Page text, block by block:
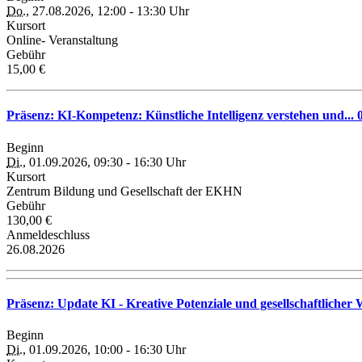
Do., 27.08.2026, 12:00 - 13:30 Uhr
Kursort
Online- Veranstaltung
Gebühr
15,00 €
Präsenz: KI-Kompetenz: Künstliche Intelligenz verstehen und...
Beginn
Di., 01.09.2026, 09:30 - 16:30 Uhr
Kursort
Zentrum Bildung und Gesellschaft der EKHN
Gebühr
130,00 €
Anmeldeschluss
26.08.2026
Präsenz: Update KI - Kreative Potenziale und gesellschaftlicher
Beginn
Di., 01.09.2026, 10:00 - 16:30 Uhr